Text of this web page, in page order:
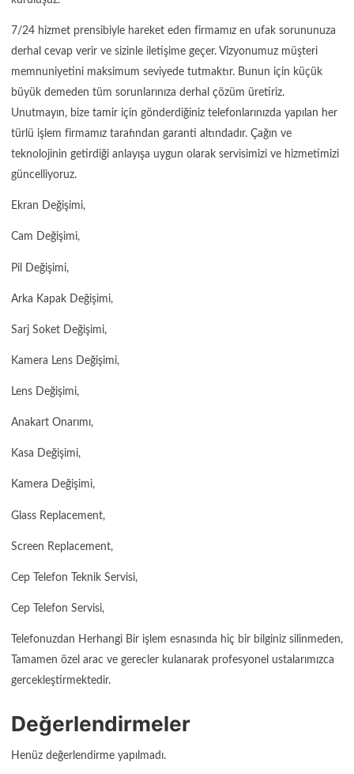
7/24 hizmet prensibiyle hareket eden firmamız en ufak sorununuza
derhal cevap verir ve sizinle iletişime geçer. Vizyonumuz müşteri
memnuniyetini maksimum seviyede tutmaktır. Bunun için küçük
büyük demeden tüm sorunlarınıza derhal çözüm üretiriz.
Unutmayın, bize tamir için gönderdiğiniz telefonlarınızda yapılan her
türlü işlem firmamız tarafından garanti altındadır. Çağın ve
teknolojinin getirdiği anlayışa uygun olarak servisimizi ve hizmetimizi
güncelliyoruz.
Ekran Değişimi,
Cam Değişimi,
Pil Değişimi,
Arka Kapak Değişimi,
Sarj Soket Değişimi,
Kamera Lens Değişimi,
Lens Değişimi,
Anakart Onarımı,
Kasa Değişimi,
Kamera Değişimi,
Glass Replacement,
Screen Replacement,
Cep Telefon Teknik Servisi,
Cep Telefon Servisi,
Telefonuzdan Herhangi Bir işlem esnasında hiç bir bilginiz silinmeden,
Tamamen özel arac ve gerecler kulanarak profesyonel ustalarımızca
gercekleştirmektedir.
Değerlendirmeler
Henüz değerlendirme yapılmadı.